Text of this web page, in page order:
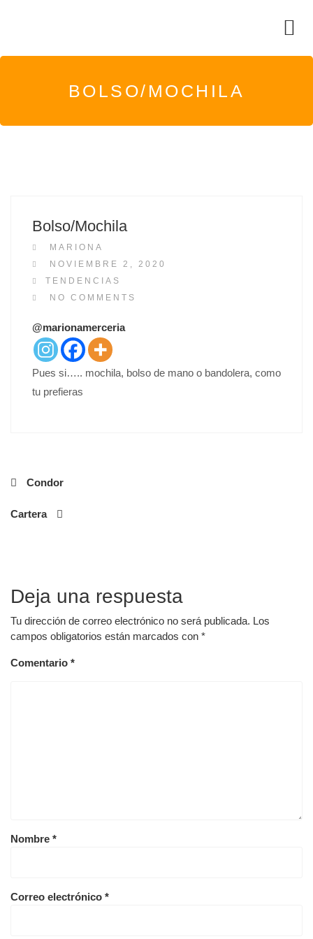
BOLSO/MOCHILA
Bolso/Mochila
MARIONA
P
O
S
E
D
O
NOVIEMBRE 2, 2020
TENDENCIAS
NO COMMENTS
@marionamerceria
Pues si….. mochila, bolso de mano o bandolera, como
tu prefieras
Navegación
de
Condor
Cartera
Deja una respuesta
Tu dirección de correo electrónico no será publicada. Los
campos obligatorios están marcados con *
Comentario *
Nombre *
Correo electrónico *